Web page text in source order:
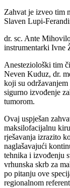
Zahvat je izveo tim
Slaven Lupi-
dr. sc. Ante
instrumentarki Ivne
Anesteziološki tim
Neven Kuduz, dr.
koji su
sigurno izvođenje
tumorom.
Ovaj uspješan
maksilofacijalnu
rješavanja izrazito
naglašavajući
tehnika i izvođenju
vrhunska skrb za
po pitanju ove
regionalnom